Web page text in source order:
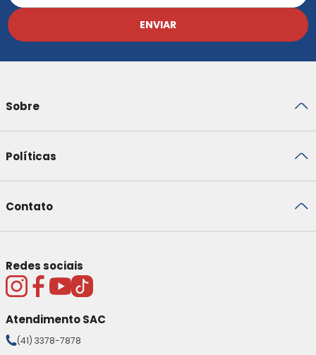
ENVIAR
Sobre
Políticas
Contato
Redes sociais
Atendimento SAC
(41) 3378-7878